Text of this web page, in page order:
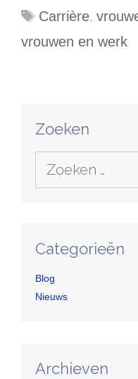
Tags
Carrière,
vrouwen en werk
Zoeken
naar:
Categorieën
Blog
Nieuws
Archieven